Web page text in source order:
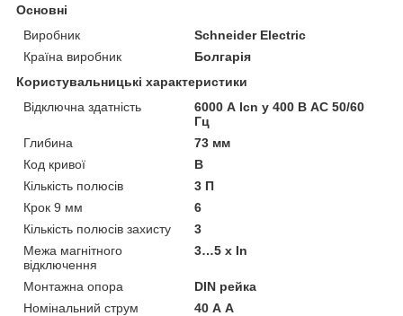
Основні
Виробник
Schneider Electric
Країна виробник
Болгарія
Користувальницькі характеристики
Відключна здатність
6000 А Icn у 400 В АС 50/60
Гц
Глибина
73 мм
Код кривої
В
Кількість полюсів
3 П
Крок 9 мм
6
Кількість полюсів захисту
3
Межа магнітного
відключення
3…5 х In
Монтажна опора
DIN рейка
Номінальний струм
40 А А